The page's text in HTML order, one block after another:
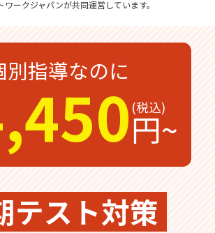
料体験の
問合わせは
ワークジャパンが共同運営しています。
別指導なのに
円~
テスト対策